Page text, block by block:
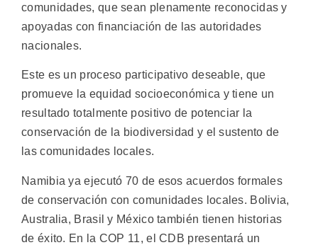
comunidades, que sean plenamente reconocidas y
apoyadas con financiación de las autoridades
nacionales.
Este es un proceso participativo deseable, que
promueve la equidad socioeconómica y tiene un
resultado totalmente positivo de potenciar la
conservación de la biodiversidad y el sustento de
las comunidades locales.
Namibia ya ejecutó 70 de esos acuerdos formales
de conservación con comunidades locales. Bolivia,
Australia, Brasil y México también tienen historias
de éxito. En la COP 11, el CDB presentará un